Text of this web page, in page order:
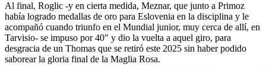
Al final, Roglic -y en cierta medida, Meznar, que junto a Primoz
había logrado medallas de oro para Eslovenia en la disciplina y le
acompañó cuando triunfo en el Mundial junior, muy cerca de allí, en
Tarvisio- se impuso por 40″ y dio la vuelta a aquel giro, para
desgracia de un Thomas que se retiró este 2025 sin haber podido
saborear la gloria final de la Maglia Rosa.